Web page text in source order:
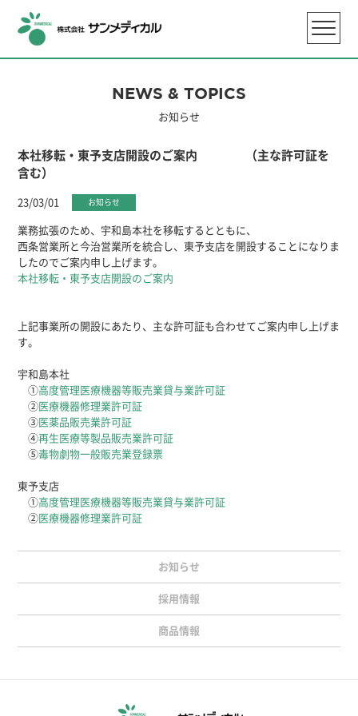
NEWS & TOPICS
お知らせ
本社移転・東予支店開設のご案内 （主な許可証を
含む）
23/03/01 お知らせ
業務拡張のため、宇和島本社を移転するとともに、
西条営業所と今治営業所を統合し、東予支店を開設することになりま
したのでご案内申し上げます。
本社移転・東予支店開設のご案内
上記事業所の開設にあたり、主な許可証も合わせてご案内申し上げま
す。
宇和島本社
①高度管理医療機器等販売業貸与業許可証
②医療機器修理業許可証
③医薬品販売業許可証
④再生医療等製品販売業許可証
⑤毒物劇物一般販売業登録票
東予支店
①高度管理医療機器等販売業貸与業許可証
②医療機器修理業許可証
お知らせ
採用情報
商品情報